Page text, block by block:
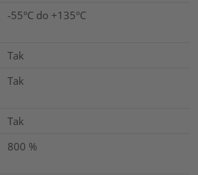
-55°C do +135°C
Tak
Tak
Tak
800 %